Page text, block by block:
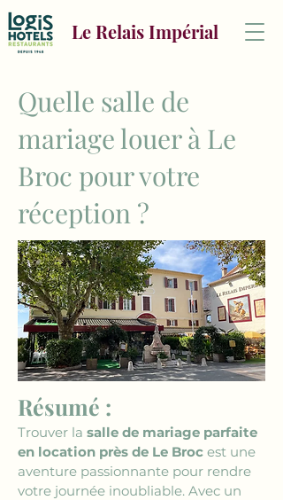
Le Relais Impérial
Quelle salle de
mariage louer à Le
Broc pour votre
réception ?
Résumé :
Trouver la salle de mariage parfaite
en location près de Le Broc est une
aventure passionnante pour rendre
votre journée inoubliable. Avec un